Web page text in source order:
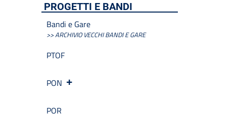
PROGETTI E BANDI
Bandi e Gare
>> ARCHIVIO VECCHI BANDI E GARE
PTOF
PON
POR